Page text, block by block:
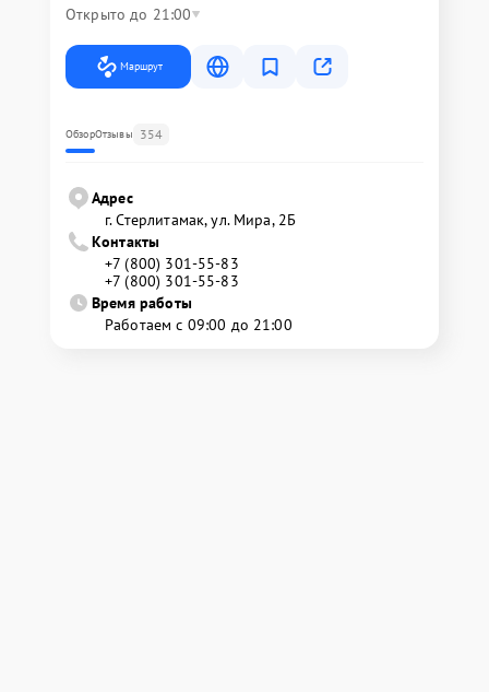
Открыто до 21:00
Маршрут
ОбзорОтзывы 354
Адрес
г. Стерлитамак, ул. Мира, 2Б
Контакты
+7 (800) 301-55-83
+7 (800) 301-55-83
Время работы
Работаем с 09:00 до 21:00